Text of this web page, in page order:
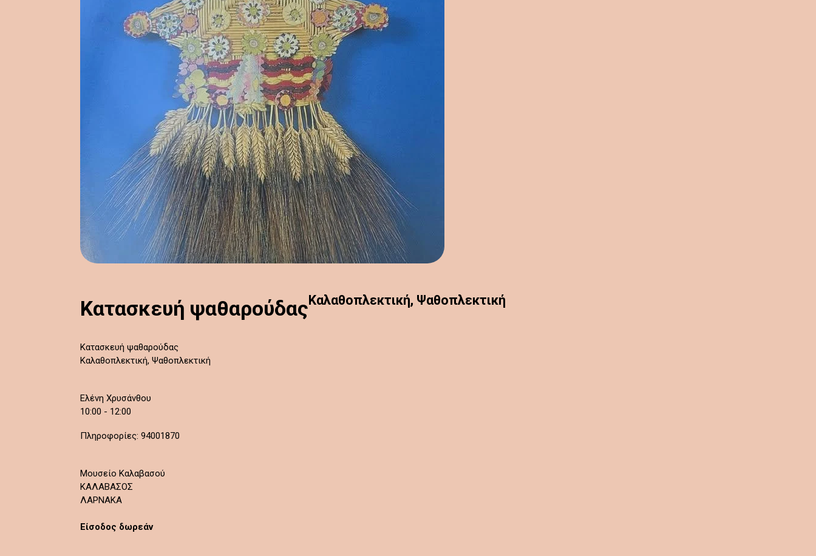
Κατασκευή ψαθαρούδαςΚαλαθοπλεκτική, Ψαθοπλεκτική
Κατασκευή ψαθαρούδας
Καλαθοπλεκτική, Ψαθοπλεκτική
Ελένη Χρυσάνθου
10:00 - 12:00
Πληροφορίες: 94001870
Μουσείο Καλαβασού
ΚΑΛΑΒΑΣΟΣ
ΛΑΡΝΑΚΑ
Είσοδος δωρεάν